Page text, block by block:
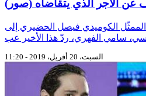
عن الأجر الذي يتقاضاه (صور)
الممثّل الكوميدي فيصل الحضيري إلى
السبت، 20 أفريل، 2019 - 11:20